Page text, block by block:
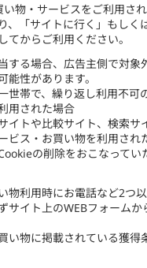
物・サービスをご利用さ
、「サイトに行く」もしく
てからご利用ください。
する場合、広告主側で対象
能性があります。
世帯で、繰り返し利用不可
用された場合
イトや比較サイト、検索サ
ビス・お買い物を利用され
の削除をおこなってい
物利用時にお電話など2つ
サイト上のWEBフォームか
い物に掲載されている獲得